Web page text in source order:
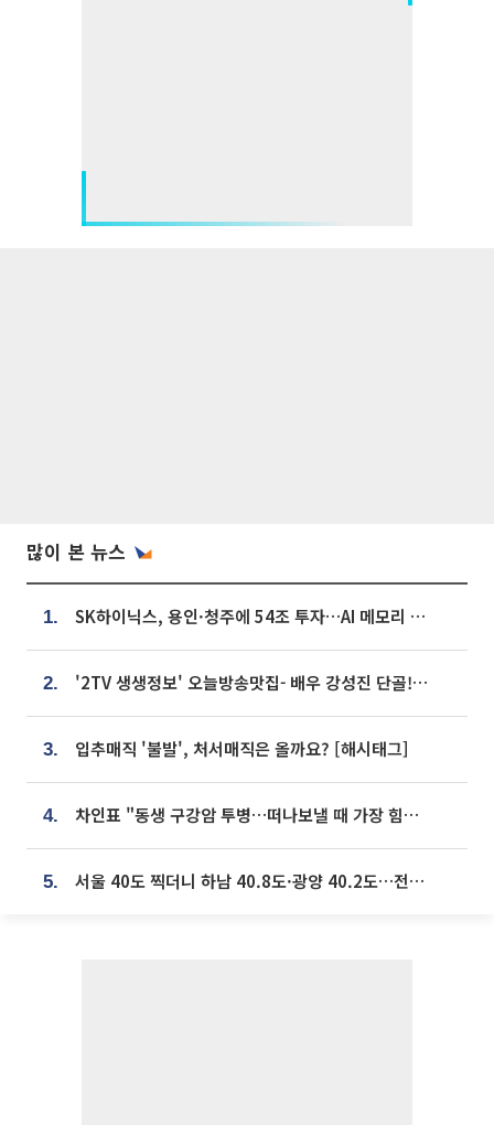
많이 본 뉴스
1. SK하이닉스, 용인·청주에 54조 투자…AI 메모리 생산기지 키운다
2. '2TV 생생정보' 오늘방송맛집- 배우 강성진 단골! 쌀국수ㆍ푸팟퐁 커리 맛집 '블○○○'
3. 입추매직 '불발', 처서매직은 올까요? [해시태그]
4. 차인표 "동생 구강암 투병…떠나보낼 때 가장 힘들었다”
5. 서울 40도 찍더니 하남 40.8도·광양 40.2도…전국 '펄펄'